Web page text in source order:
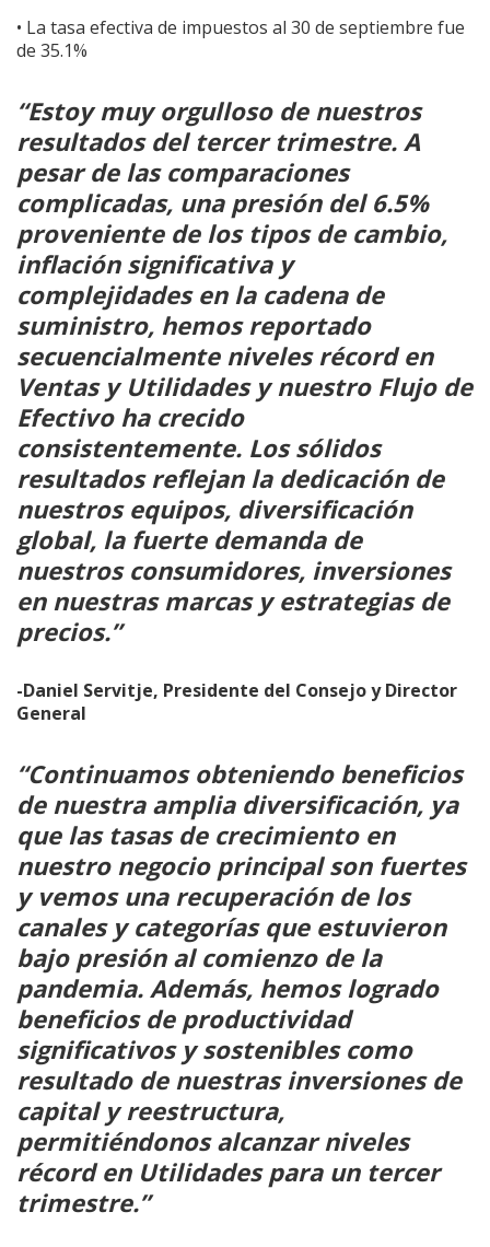
• La tasa efectiva de impuestos al 30 de septiembre fue
de 35.1%
“Estoy muy orgulloso de nuestros
resultados del tercer trimestre. A
pesar de las comparaciones
complicadas, una presión del 6.5%
proveniente de los tipos de cambio,
inflación significativa y
complejidades en la cadena de
suministro, hemos reportado
secuencialmente niveles récord en
Ventas y Utilidades y nuestro Flujo de
Efectivo ha crecido
consistentemente. Los sólidos
resultados reflejan la dedicación de
nuestros equipos, diversificación
global, la fuerte demanda de
nuestros consumidores, inversiones
en nuestras marcas y estrategias de
precios.”
-Daniel Servitje, Presidente del Consejo y Director
General
“Continuamos obteniendo beneficios
de nuestra amplia diversificación, ya
que las tasas de crecimiento en
nuestro negocio principal son fuertes
y vemos una recuperación de los
canales y categorías que estuvieron
bajo presión al comienzo de la
pandemia. Además, hemos logrado
beneficios de productividad
significativos y sostenibles como
resultado de nuestras inversiones de
capital y reestructura,
permitiéndonos alcanzar niveles
récord en Utilidades para un tercer
trimestre.”